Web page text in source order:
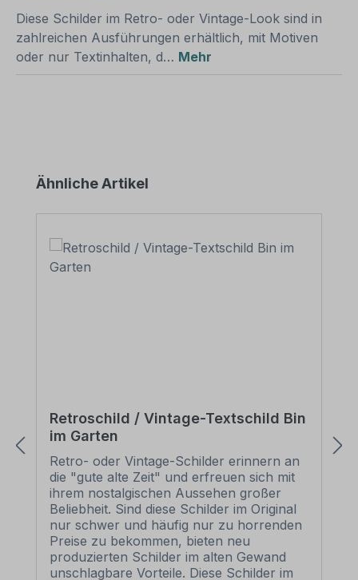
Diese Schilder im Retro- oder Vintage-Look sind in
zahlreichen Ausführungen erhältlich, mit Motiven
oder nur Textinhalten, d… Mehr
Produktgalerie überspringen
Ähnliche Artikel
Retroschild / Vintage-Textschild Bin
im Garten
Retro- oder Vintage-Schilder erinnern an
die "gute alte Zeit" und erfreuen sich mit
ihrem nostalgischen Aussehen großer
Beliebheit. Sind diese Schilder im Original
nur schwer und häufig nur zu horrenden
Preise zu bekommen, bieten neu
produzierten Schilder im alten Gewand
unschlagbare Vorteile. Diese Schilder im